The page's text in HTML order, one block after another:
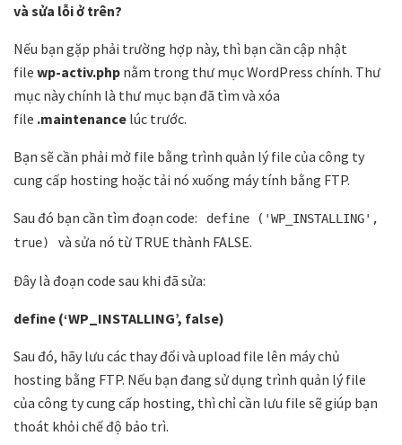
và sửa lỗi ở trên?
Nếu bạn gặp phải trường hợp này, thì bạn cần cập nhật
file wp-activ.php nằm trong thư mục WordPress chính. Thư
mục này chính là thư mục bạn đã tìm và xóa
file .maintenance lúc trước.
Bạn sẽ cần phải mở file bằng trình quản lý file của công ty
cung cấp hosting hoặc tải nó xuống máy tính bằng FTP.
Sau đó bạn cần tìm đoạn code:
define ('WP_INSTALLING',
true)
và sửa nó từ TRUE thành FALSE.
Đây là đoạn code sau khi đã sửa:
define (‘WP_INSTALLING’, false)
Sau đó, hãy lưu các thay đổi và upload file lên máy chủ
hosting bằng FTP. Nếu bạn đang sử dụng trình quản lý file
của công ty cung cấp hosting, thì chỉ cần lưu file sẽ giúp bạn
thoát khỏi chế độ bảo trì.